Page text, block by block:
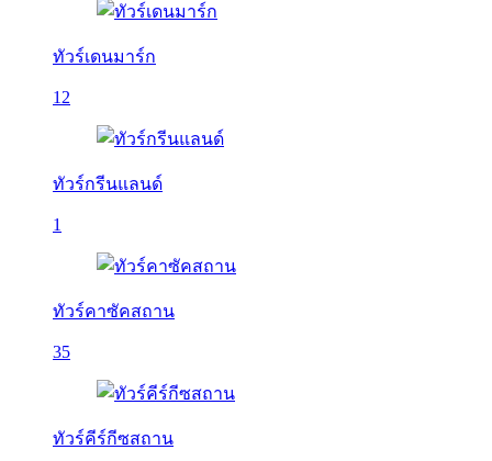
ทัวร์เดนมาร์ก
12
ทัวร์กรีนแลนด์
1
ทัวร์คาซัคสถาน
35
ทัวร์คีร์กีซสถาน